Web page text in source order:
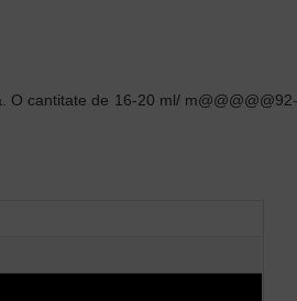
O cantitate de 16-20 ml/ m@@@@@92-